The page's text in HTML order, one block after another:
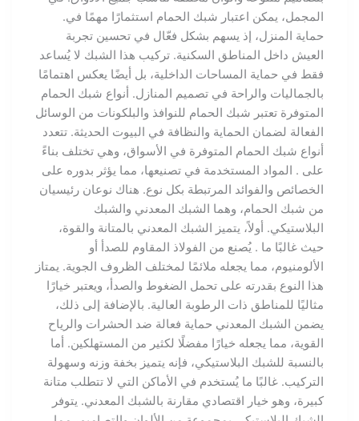
المجمل، يمكن اعتبار شبك الحمام استثمارًا مهمًا في.
حماية المنزل، إذ يسهم بشكل فعّال في تحسين تجربة
العيش داخل المناطق السكنية. تركيب هذا الشبك لا يُساعد
فقط في حماية المساحات الداخلية، بل أيضًا يعكس اهتمامًا
بالجماليات والراحة في تصميم المنازل. أنواع شبك الحمام
المتوفرة تعتبر شبك الحمام للنوافذ والبلكونات من الوسائل
الفعالة لضمان الحماية والنظافة في البيوت الحديثة. تتعدد
أنواع شبك الحمام المتوفرة في الأسواق، وهي تختلف بناءً
على . المواد المستخدمة في تصنيعها، مما يؤثر بدوره على
الخصائص والفوائد المرتبطة بكل نوع. هناك نوعان رئيسيان
من شبك الحمام، وهما الشبك المعدني والشبك
البلاستيكي. أولاً، يتميز الشبك المعدني بالمتانة والقوة،
حيث غالبًا ما . يُصنع من الفولاذ المقاوم للصدأ أو
الألومنيوم، مما يجعله ملائمًا لمختلف الظروف الجوية. يمتاز
هذا النوع بقدرته على تحمل الضغوط والصدأ، ويعتبر خيارًا
مثاليًا للمناطق ذات الرطوبة العالية. بالإضافة إلى ذلك،
يضمن الشبك المعدني حماية فعالة ضد الحشرات والرياح
القوية، مما يجعله خيارًا مفضلًا لكثير من المستهلكين. أما
بالنسبة للشبك البلاستيكي، فإنه يتميز بخفة وزنه وسهولة
التركيب. غالبًا ما يُستخدم في الأماكن التي لا تتطلب متانة
كبيرة، وهو خيار اقتصادي مقارنة بالشبك المعدني. يتوفر